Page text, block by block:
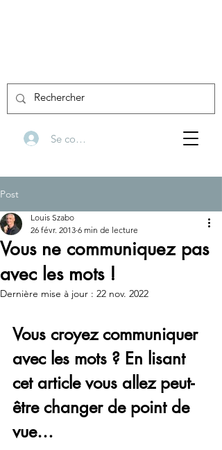
Se connecter
Post
Vous ne communiquez pas
avec les mots !
Louis Szabo
26 févr. 2013 6 min de lecture
Dernière mise à jour : 22 nov. 2022
Vous croyez communiquer
avec les mots ? En lisant
cet article vous allez peut-
être changer de point de
vue…